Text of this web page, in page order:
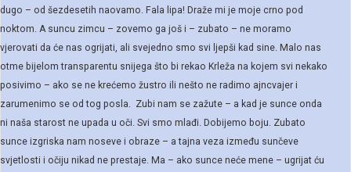
dugo – od šezdesetih naovamo. Fala lipa! Draže mi je moje crno pod
noktom. A suncu zimcu – zovemo ga još i – zubato – ne moramo
vjerovati da će nas ogrijati, ali svejedno smo svi ljepši kad sine. Malo nas
otme bijelom transparentu snijega što bi rekao Krleža na kojem svi nekako
posivimo – ako se ne krećemo žustro ili nešto ne radimo ajncvajer i
zarumenimo se od tog posla. Zubi nam se zažute – a kad je sunce onda
ni naša starost ne upada u oči. Svi smo mlađi. Dobijemo boju. Zubato
sunce izgriska nam noseve i obraze – a tajna veza između sunčeve
svjetlosti i očiju nikad ne prestaje. Ma – ako sunce neće mene – ugrijat ću